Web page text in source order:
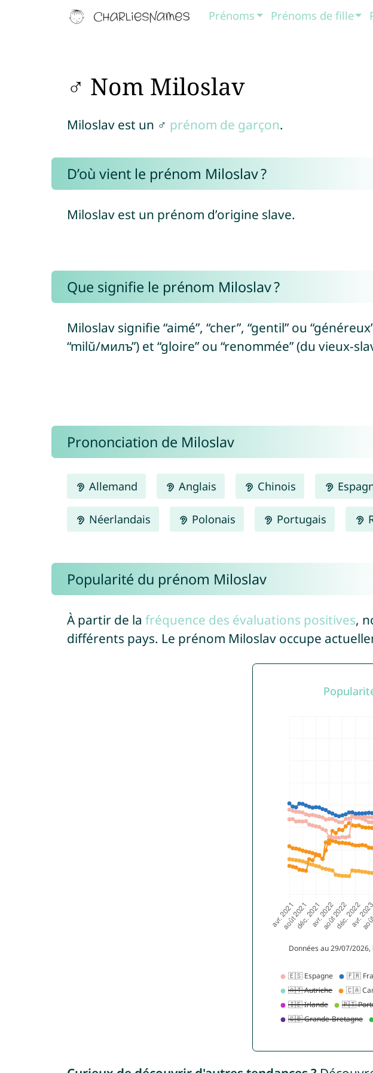
Prénoms Prénoms de fille
♂ Nom Miloslav
Miloslav est un ♂ prénom de garçon.
D’où vient le prénom Miloslav ?
Miloslav est un prénom d’origine slave.
Que signifie le prénom Miloslav ?
Miloslav signifie “aimé”, “cher”, “gentil” ou
“milŭ/милъ”) et “gloire” ou “renommée” (du vieux-
Prononciation de Miloslav
Allemand Anglais Chinois
Néerlandais Polonais Portugais
Popularité du prénom Miloslav
À partir de la fréquence des évaluations positives,
différents pays. Le prénom Miloslav occupe